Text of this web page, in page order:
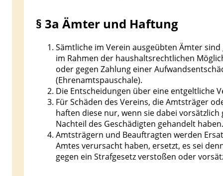
§ 3a Ämter und Haftung
Sämtliche im Verein ausgeübten Ämter
im Rahmen der haushaltsrechtlichen
oder gegen Zahlung einer
(Ehrenamtspauschale).
Die Entscheidungen über eine entgeltliche
Für Schäden des Vereins, die Amtsträger
haften diese nur, wenn sie dabei
Nachteil des Geschädigten gehandelt haben.
Amtsträgern und Beauftragten werden
Amtes verursacht haben, ersetzt, es sei
gegen ein Strafgesetz verstoßen oder